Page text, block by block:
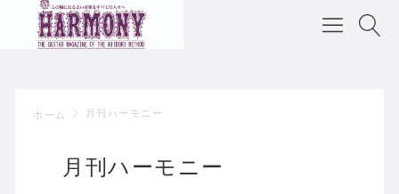
ホーム 月刊ハーモニー
月刊ハーモニー